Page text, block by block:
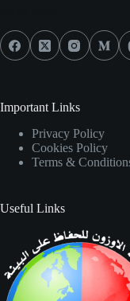
Important Links
Privacy Policy
Cookies Policy
Terms &
Useful Links